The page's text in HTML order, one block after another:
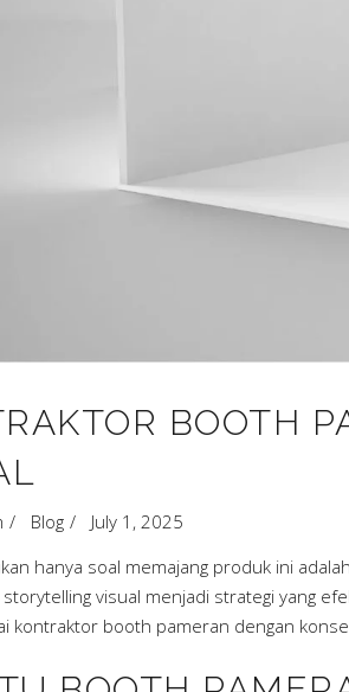
BOOTH
Blog
July 1, 2025
hanya soal memajang produk ini
visual menjadi strategi yang
kontraktor booth pameran dengan